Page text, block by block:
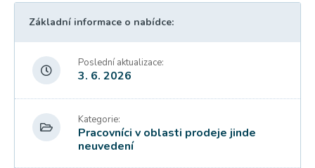
Základní informace o nabídce:
Poslední aktualizace:
3. 6. 2026
Kategorie:
Pracovníci v oblasti prodeje jinde
neuvedení